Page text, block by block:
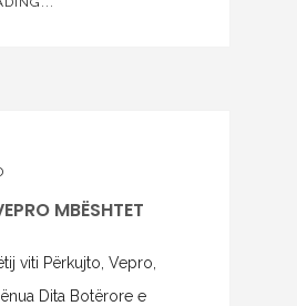
MBËSHTET
viti Përkujto, Vepro,
Dita Botërore e